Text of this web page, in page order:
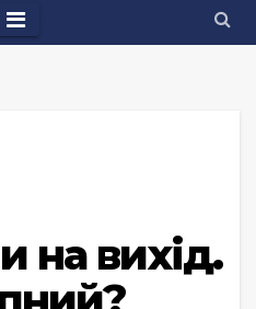
на вихід.